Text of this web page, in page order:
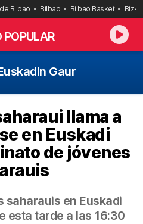
Bilbao Bilbao Bilbao Basket
POPULAR
Gaur
llama a
en Euskadi
de jóvenes
saharauis en Euskadi
esta tarde a las 16:30